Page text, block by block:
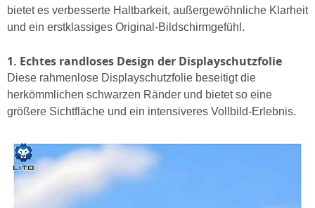
bietet es verbesserte Haltbarkeit, außergewöhnliche Klarheit
und ein erstklassiges Original-Bildschirmgefühl.
1. Echtes randloses Design der Displayschutzfolie
Diese rahmenlose Displayschutzfolie beseitigt die
herkömmlichen schwarzen Ränder und bietet so eine
größere Sichtfläche und ein intensiveres Vollbild-Erlebnis.